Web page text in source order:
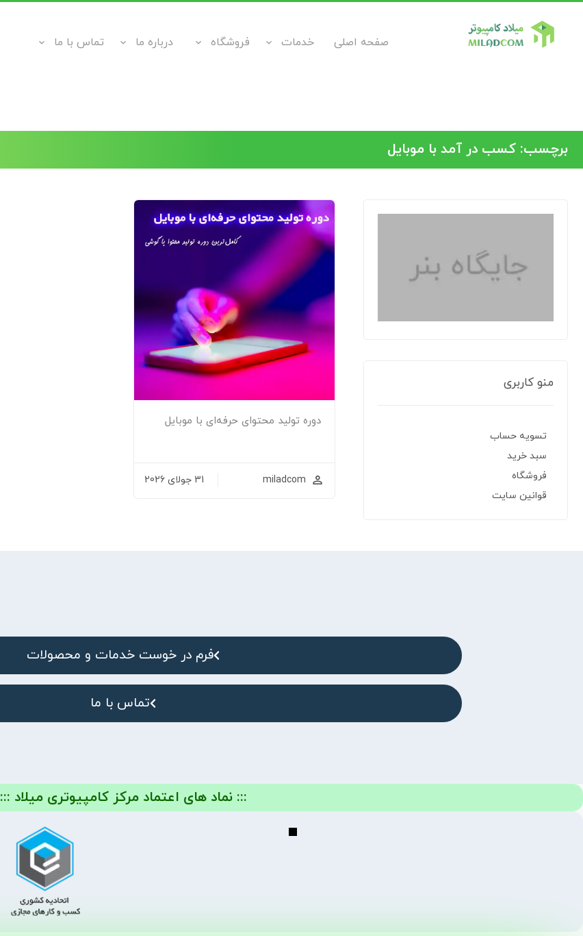
صفحه اصلی خدمات فروشگاه درباره ما تماس با ما
برچسب: کسب در آمد با موبایل
دوره تولید محتوای حرفه‌ای با موبایل
miladcom 31 جولای 2026
منو کاربری
تسویه حساب
سبد خرید
فروشگاه
قوانین سایت
فرم در خوست خدمات و محصولات
تماس با ما
::: نماد های اعتماد مرکز کامپیوتری میلاد :::